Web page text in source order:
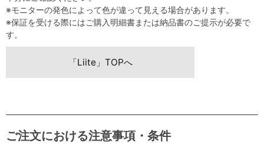
※モニターの発色によって色が違って見える場合があります。
※保証を受ける際にはご購入明細書または納品書のご提示が必要で
す。
「Liite」TOPへ
ご注文における注意事項・条件